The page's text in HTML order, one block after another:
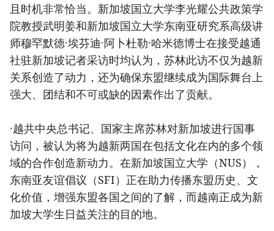
且时机非常恰当。新加坡国立大学李光耀公共政策学
院教授武明姜和新加坡国立大学东南亚研究系高级讲
师穆罕默德·埃芬迪·阿卜杜勒·哈米德博士在接受越通
社驻新加坡记者采访时均认为，苏林此访不仅为越新
关系创造了动力，还为确保东盟继续成为国际舞台上
强大、团结和不可或缺的因素作出了贡献。
·越共中央总书记、国家主席苏林对新加坡进行国事
访问，被认为将为越新两国在包括文化在内的多个领
域的合作创造新动力。在新加坡国立大学（NUS），
东南亚友谊倡议（SFI）正在助力传播东盟历史、文
化价值，增强东盟各国之间的了解，而越南正成为新
加坡大学生日益关注的目的地。